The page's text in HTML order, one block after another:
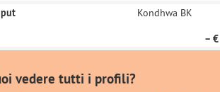
Kondhwa BK
– €
vedere tutti i profili?